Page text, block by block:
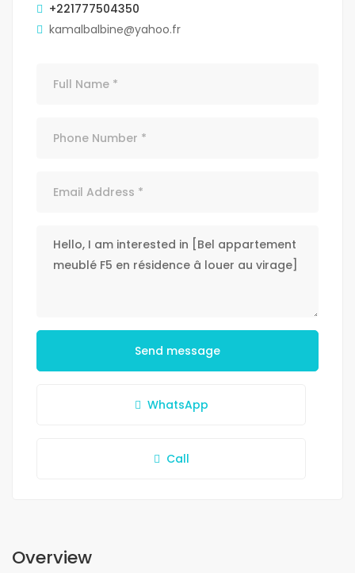
+221777504350
kamalbalbine@yahoo.fr
Send message
WhatsApp
Call
Overview